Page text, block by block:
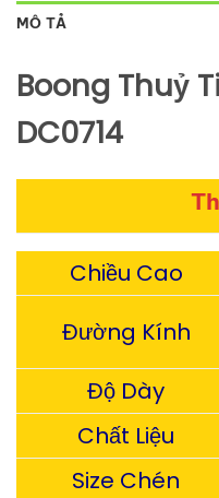
MÔ TẢ
Boong Thuỷ
DC0714
Chiều Cao
Đường Kính
Độ Dày
Chất Liệu
Size Chén